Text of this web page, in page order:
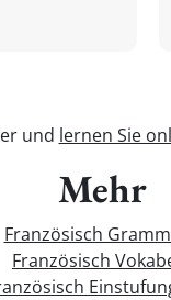
und lernen Sie
Mehr
Französisch
Französisch